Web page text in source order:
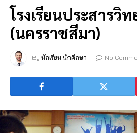
โรงเรียนประสารวิ
(นครราชสีมา)
By นักเรียน นักศึกษา No